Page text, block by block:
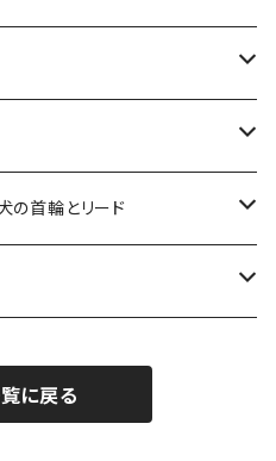
スタンドセット
ドセット
の首輪とリード
リード
に戻る